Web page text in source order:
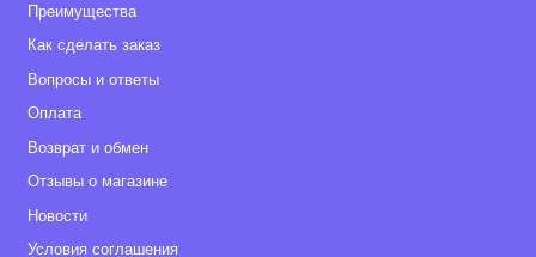
Преимущества
Как сделать заказ
Вопросы и ответы
Оплата
Возврат и обмен
Отзывы о магазине
Новости
Условия соглашения